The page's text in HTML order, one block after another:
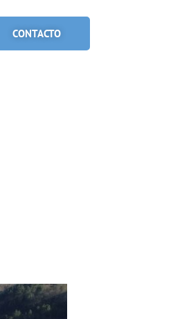
CONTACTO